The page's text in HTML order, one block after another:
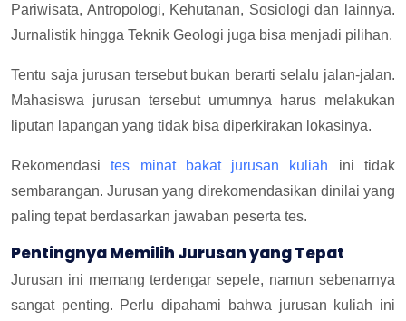
Pariwisata, Antropologi, Kehutanan, Sosiologi dan lainnya.
Jurnalistik hingga Teknik Geologi juga bisa menjadi pilihan.
Tentu saja jurusan tersebut bukan berarti selalu jalan-jalan.
Mahasiswa jurusan tersebut umumnya harus melakukan
liputan lapangan yang tidak bisa diperkirakan lokasinya.
Rekomendasites minat bakat jurusan kuliah ini tidak
sembarangan. Jurusan yang direkomendasikan dinilai yang
paling tepat berdasarkan jawaban peserta tes.
Pentingnya Memilih Jurusan yang Tepat
Jurusan ini memang terdengar sepele, namun sebenarnya
sangat penting. Perlu dipahami bahwa jurusan kuliah ini